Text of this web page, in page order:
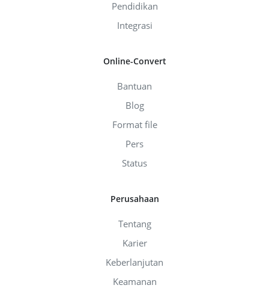
Pendidikan
Integrasi
Online-Convert
Bantuan
Blog
Format file
Pers
Status
Perusahaan
Tentang
Karier
Keberlanjutan
Keamanan